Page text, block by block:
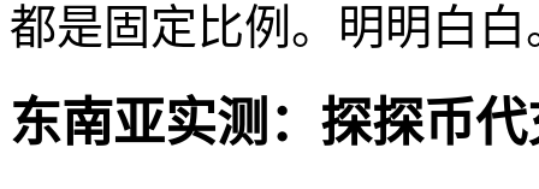
都是固定比例。明明白白
东南亚实测：探探币